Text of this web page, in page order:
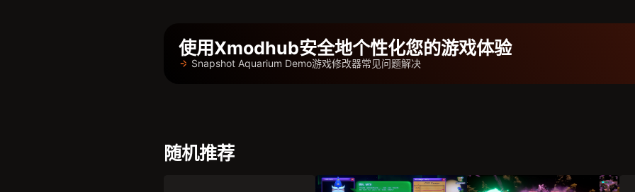
使用Xmodhub安全地个性化您的游戏体验
Snapshot Aquarium Demo游戏修改器常见问题解决
随机推荐